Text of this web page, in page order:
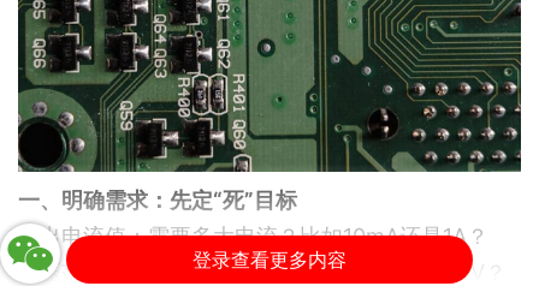
一、明确需求：先定“死”目标
输出电流值：需要多大电流？比如10mA还是1A？
电压范围：负载两端电压会怎么变？比如3V-30V？
登录查看更多内容